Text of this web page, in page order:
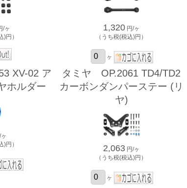
/ヶ
)円）
1,320 円/ヶ
（うち税(税込)円）
ヶ
XV-02 ア
ホルダー
)円）
タミヤ OP.2061 TD4/TD2
カーボンダンパーステー (リ
ヤ)
2,063 円/ヶ
（うち税(税込)円）
ヶ